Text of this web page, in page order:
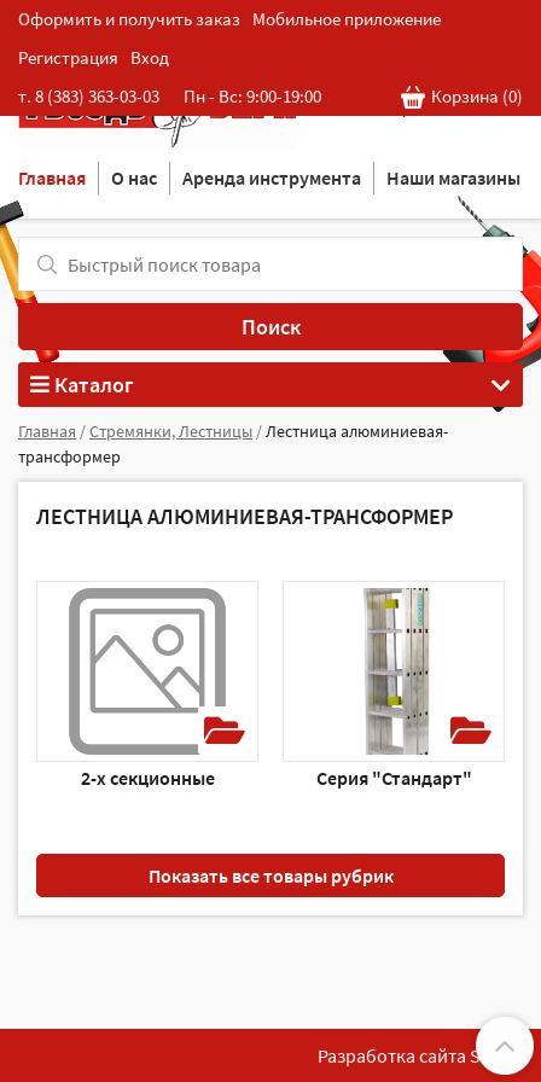
Оформить и получить заказ Мобильное приложение
Регистрация
Вход
т. 8 (383) 363-03-03
Пн - Вс: 9:00-19:00 Корзина (0)
Розничная cеть магазинов
в Новосибирске
Главная О нас Аренда инструмента Наши магазины
Поиск
Каталог
Главная /Стремянки, Лестницы /Лестница алюминиевая-
трансформер
ЛЕСТНИЦА АЛЮМИНИЕВАЯ-ТРАНСФОРМЕР
2-х секционные Серия "Стандарт"
Показать все товары рубрик
Разработка сайта SoftF1